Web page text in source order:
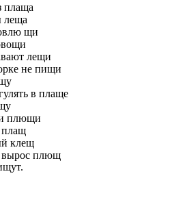
леща
щи
лещи
не пищи
в плаще
плющи
клещ
плющ